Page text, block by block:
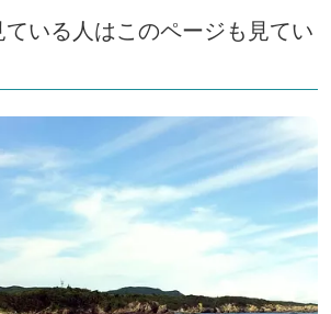
染めまで計算しつくされた世界を驚
と作品を拝見！
いる人はこのページも見てい